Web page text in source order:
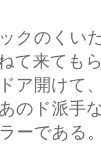
クのくい
て来ても
ア開けて
のド派手
ーである